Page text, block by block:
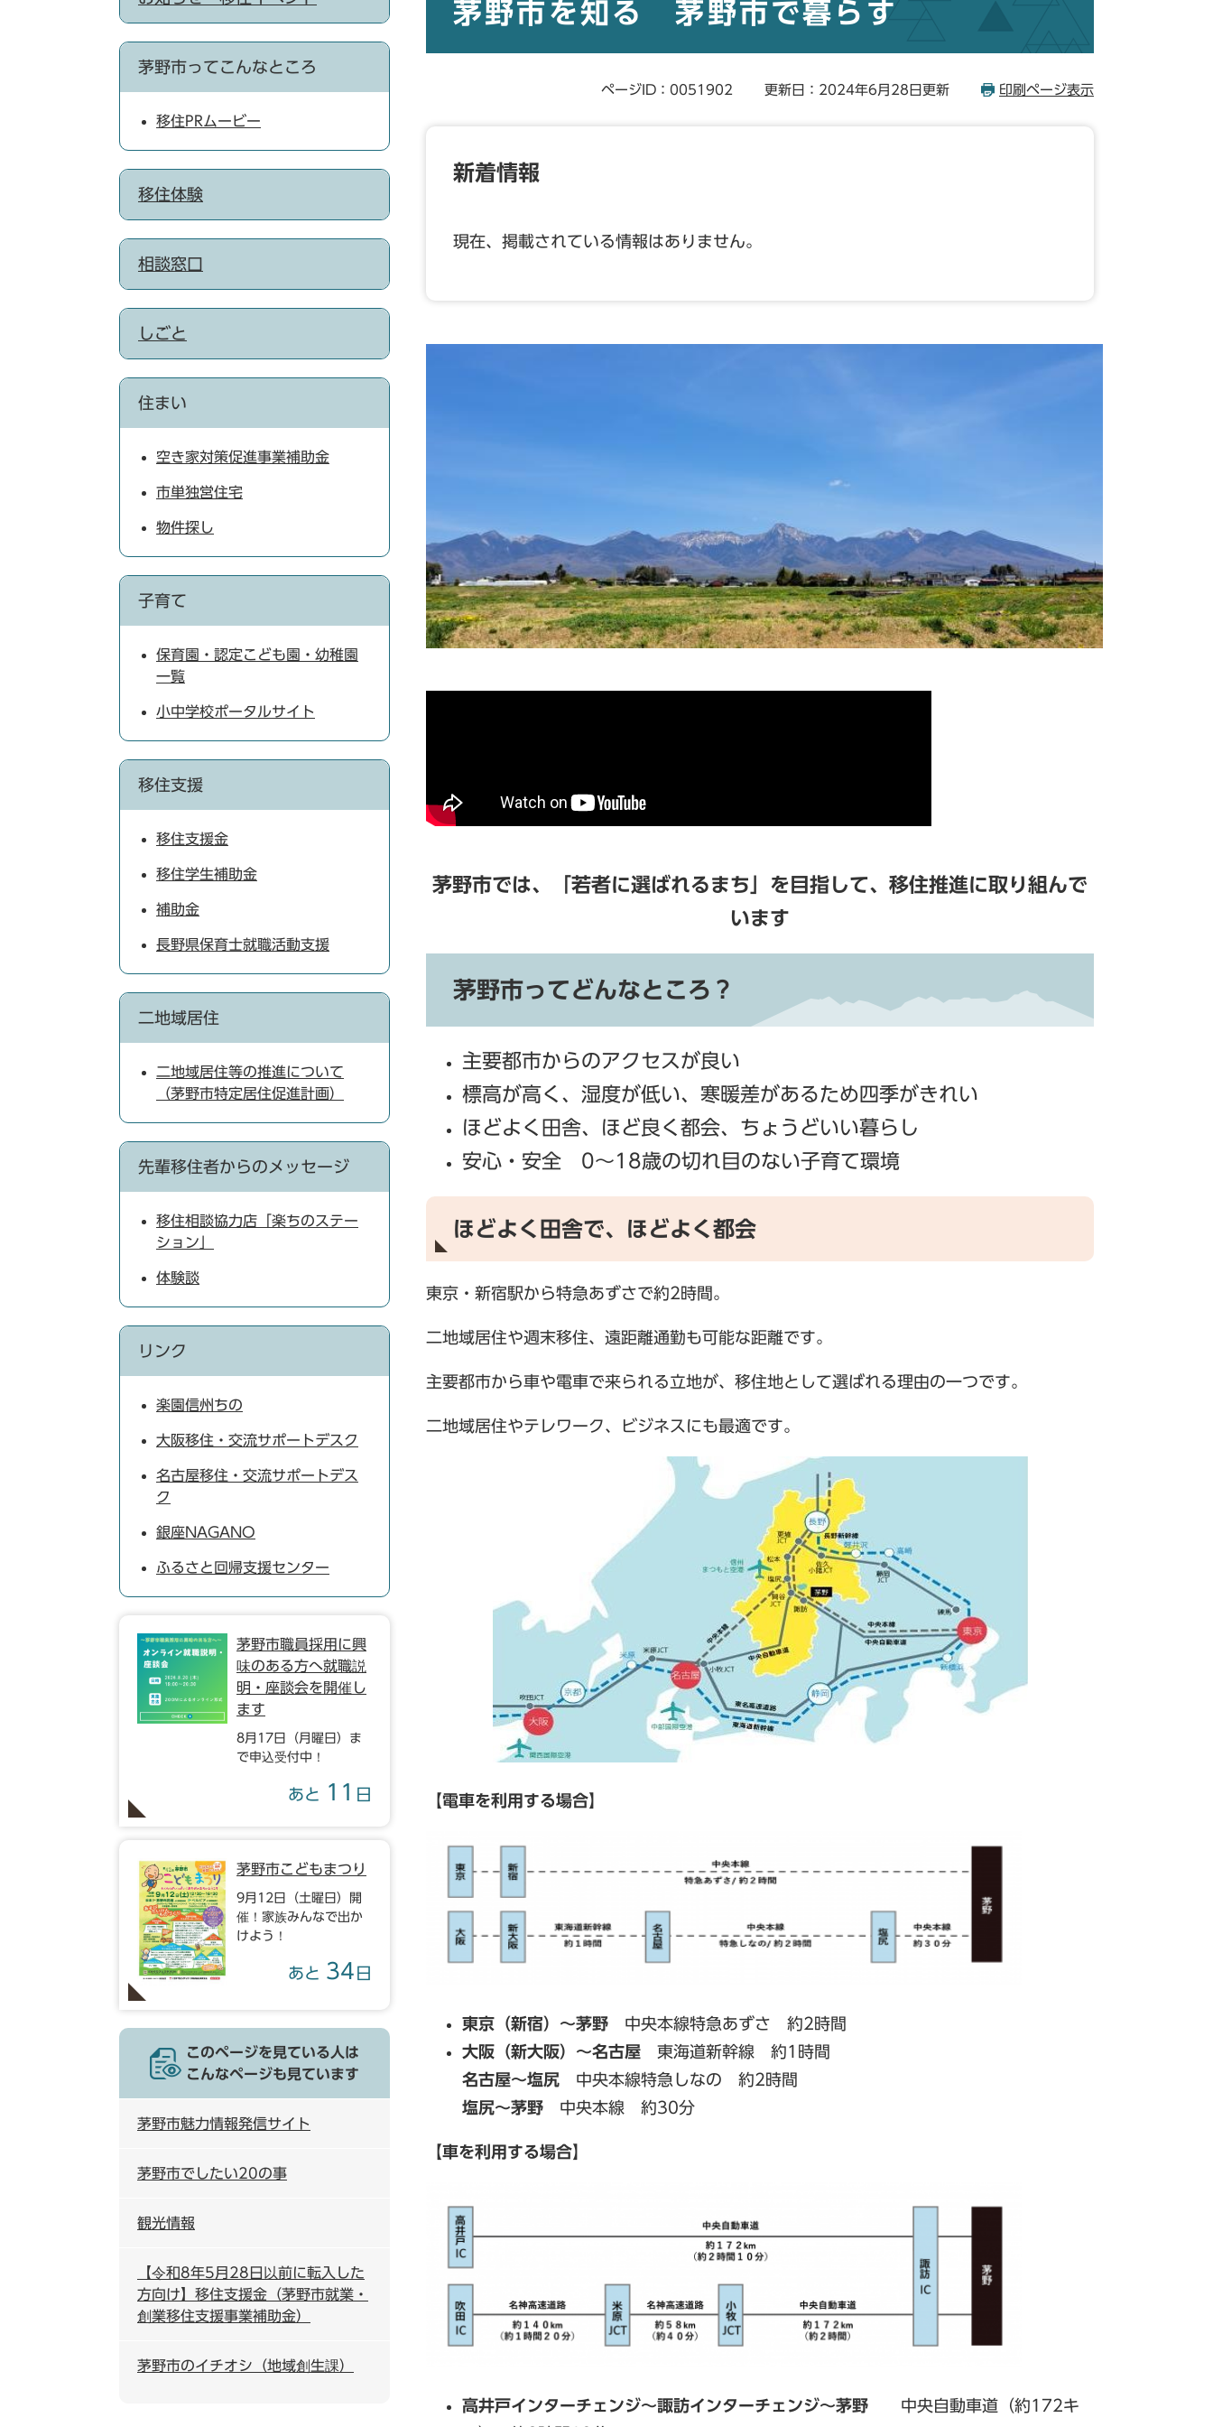
茅野市を知る 茅野市で暮らす
ページID：0051902 更新日：2024年6月28日更新 印刷ページ表示
新着情報
現在、掲載されている情報はありません。
茅野市では、「若者に選ばれるまち」を目指して、移住推進に取り組んで
います
茅野市ってどんなところ？
主要都市からのアクセスが良い
標高が高く、湿度が低い、寒暖差があるため四季がきれい
ほどよく田舎、ほど良く都会、ちょうどいい暮らし
安心・安全 0～18歳の切れ目のない子育て環境
ほどよく田舎で、ほどよく都会
東京・新宿駅から特急あずさで約2時間。
二地域居住や週末移住、遠距離通勤も可能な距離です。
主要都市から車や電車で来られる立地が、移住地として選ばれる理由の一つです。
二地域居住やテレワーク、ビジネスにも最適です。
【電車を利用する場合】
東京（新宿）～茅野 中央本線特急あずさ 約2時間
大阪（新大阪）～名古屋 東海道新幹線 約1時間
名古屋～塩尻 中央本線特急しなの 約2時間
塩尻～茅野 中央本線 約30分
【車を利用する場合】
高井戸インターチェンジ～諏訪インターチェンジ～茅野 中央自動車道（約172キ
茅野市ってこんなところ
移住PRムービー
移住体験
相談窓口
しごと
住まい
空き家対策促進事業補助金
市単独営住宅
物件探し
子育て
保育園・認定こども園・幼稚園
一覧
小中学校ポータルサイト
移住支援
移住支援金
移住学生補助金
補助金
長野県保育士就職活動支援
二地域居住
二地域居住等の推進について
（茅野市特定居住促進計画）
先輩移住者からのメッセージ
移住相談協力店「楽ちのステー
ション」
体験談
リンク
楽園信州ちの
大阪移住・交流サポートデスク
名古屋移住・交流サポートデス
ク
銀座NAGANO
ふるさと回帰支援センター
茅野市職員採用に興
味のある方へ就職説
明・座談会を開催し
ます
8月17日（月曜日）ま
で申込受付中！
あと 11 日
茅野市こどもまつり
9月12日（土曜日）開
催！家族みんなで出か
けよう！
あと 34 日
このページを見ている人は
こんなページも見ています
茅野市魅力情報発信サイト
茅野市でしたい20の事
観光情報
【令和8年5月28日以前に転入した
方向け】移住支援金（茅野市就業・
創業移住支援事業補助金）
茅野市のイチオシ（地域創生課）